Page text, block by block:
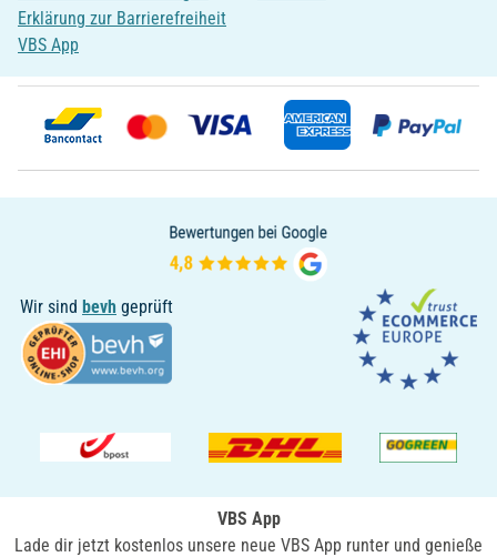
Erklärung zur Barrierefreiheit
VBS App
Wir sind bevh geprüft
VBS App
Lade dir jetzt kostenlos unsere neue VBS App runter und genieße